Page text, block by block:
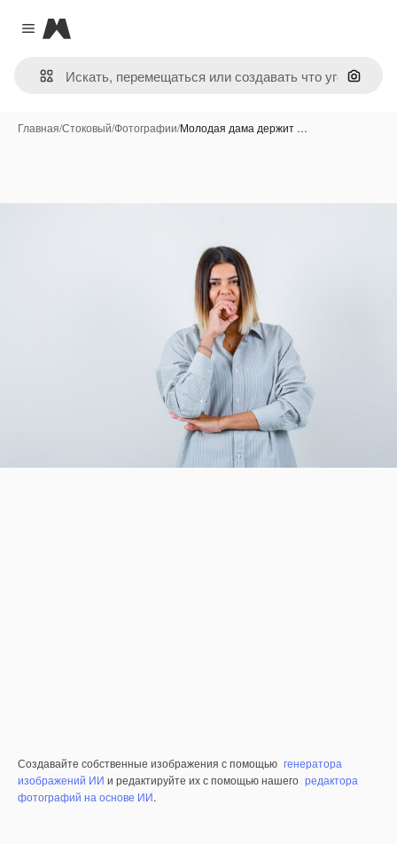
Close menu
Magnific
Поиск
Главная/Стоковый/Фотографии/Молодая дама держит …
Создавайте собственные изображения с помощью генератора
изображений ИИ и редактируйте их с помощью нашего редактора
фотографий на основе ИИ.